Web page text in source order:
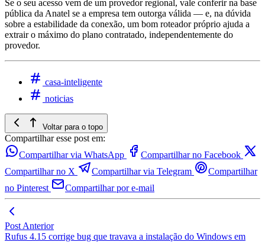
Se o seu acesso vem de um provedor regional, vale conferir na base
pública da Anatel se a empresa tem outorga válida — e, na dúvida
sobre a estabilidade da conexão, um bom roteador próprio ajuda a
extrair o máximo do plano contratado, independentemente do
provedor.
casa-inteligente
noticias
Voltar para o topo
Compartilhar esse post em:
Compartilhar via WhatsApp
Compartilhar no Facebook
Compartilhar no X
Compartilhar via Telegram
Compartilhar
no Pinterest
Compartilhar por e-mail
Post Anterior
Rufus 4.15 corrige bug que travava a instalação do Windows em